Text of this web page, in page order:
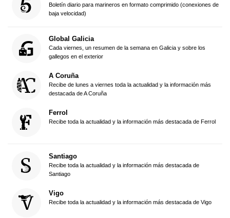
Boletín diario para marineros en formato comprimido (conexiones de
baja velocidad)
Global Galicia
Cada viernes, un resumen de la semana en Galicia y sobre los
gallegos en el exterior
A Coruña
Recibe de lunes a viernes toda la actualidad y la información más
destacada de A Coruña
Ferrol
Recibe toda la actualidad y la información más destacada de Ferrol
Santiago
Recibe toda la actualidad y la información más destacada de
Santiago
Vigo
Recibe toda la actualidad y la información más destacada de Vigo